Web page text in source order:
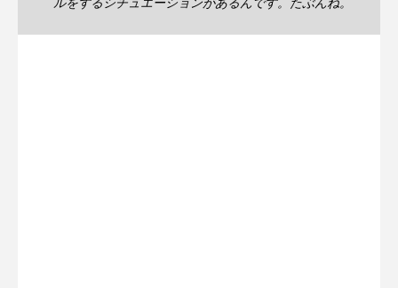
ルをするシチュエーションがあるんです。たぶんね。